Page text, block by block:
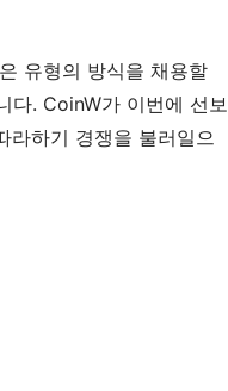
유형의 방식을 채용할
다. CoinW가 이번에 선보
라하기 경쟁을 불러일으